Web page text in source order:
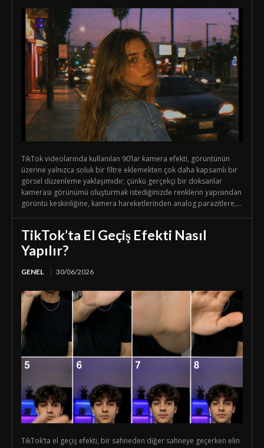
TikTok videolarında kullanılan 90’lar kamera efekti, görüntünün
üzerine yalnızca soluk bir filtre eklemekten çok daha kapsamlı bir
görsel düzenleme yaklaşımıdır; çünkü gerçekçi bir doksanlar
kamerası görünümü oluşturmak istediğinizde renklerin yapısından
görüntü keskinliğine, kamera hareketlerinden analog parazitlere,...
TikTok’ta El Geçiş Efekti Nasıl
Yapılır?
GENEL 30/06/2026
TikTok’ta el geçiş efekti, bir sahneden diğer sahneye geçerken elin